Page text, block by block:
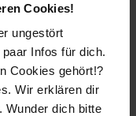
Cookies!
ungestört
Infos für dich.
Cookies gehört!?
Wir erklären dir
Wunder dich bitte
deiner